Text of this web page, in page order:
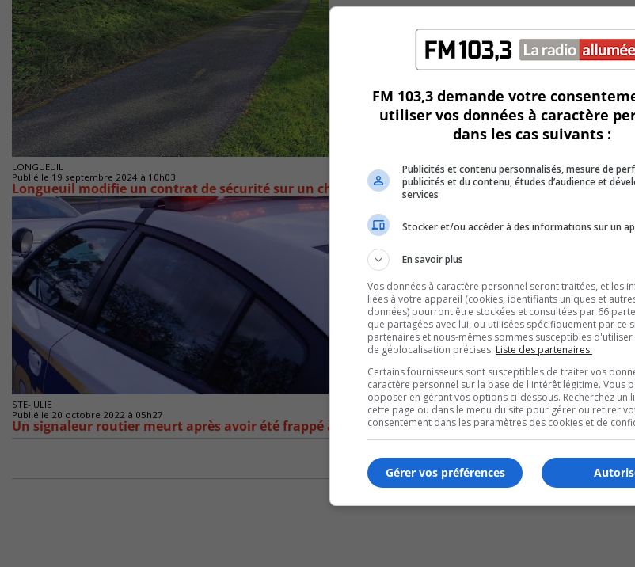
LONGUEUIL
Publié le 19 septembre 2024 à 10h03
Longueuil modifie un contrat de sécurité sur un chantier routier
STE-JULIE
Publié le 20 octobre 2022 à 05h27
Un signaleur routier meurt après avoir été frappé à Carignan
FM 103,3 demande votre
utiliser vos données à caractère
dans les cas suivants :
Publicités et contenu personnalisés, mesure de
publicités et du contenu, études d’audience et
services
Stocker et/ou accéder à des informations sur un
En savoir plus
Vos données à caractère personnel seront traitées, et les
liées à votre appareil (cookies, identifiants uniques et
données) pourront être stockées et consultées par 66
que partagées avec lui, ou utilisées spécifiquement par ce
partenaires et nous-mêmes sommes susceptibles
de géolocalisation précises. Liste des partenaires.
Certains fournisseurs sont susceptibles de traiter vos
caractère personnel sur la base de l'intérêt légitime. Vous
opposer en gérant vos options ci-dessous. Recherchez un
cette page ou dans le menu du site pour gérer ou retirer
consentement dans les paramètres des cookies et de
Gérer vos préférences